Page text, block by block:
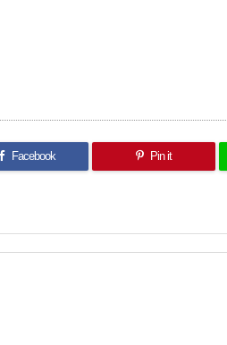
Facebook Pin it